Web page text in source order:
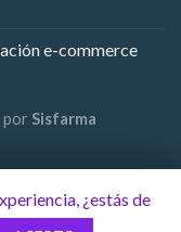
e-commerce
por Sisfarma
¿estás de